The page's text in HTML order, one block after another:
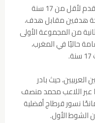
تلقى المنتخب الوطني التونسي لكرة القدم لأقل من 17 سنة
هدفين مقابل هدف،
من المجموعة الأولى
حاليًا في المغرب،
العربيين، حيث بادر
عبر اللاعب محمد منصف
من ركلة جزاء في الدقيقة 11، مانحًا نسور قرطاج أفضلية
الشوط الأول.